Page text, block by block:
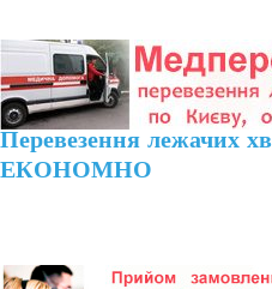
Перевезення лежачих
ЕКОНОМНО